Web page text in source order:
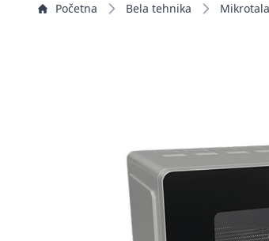
Početna Bela tehnika